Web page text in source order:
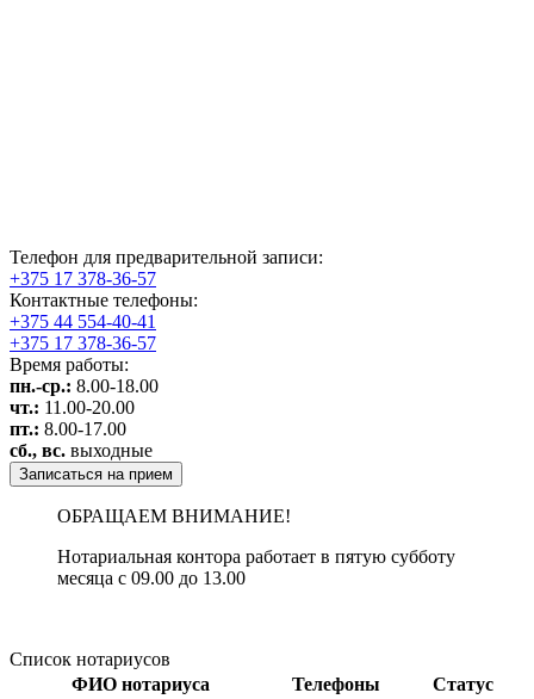
Телефон для предварительной записи:
+375 17 378-36-57
Контактные телефоны:
+375 44 554-40-41
+375 17 378-36-57
Время работы:
пн.-ср.: 8.00-18.00
чт.: 11.00-20.00
пт.: 8.00-17.00
сб., вс. выходные
Записаться на прием
ОБРАЩАЕМ ВНИМАНИЕ!
Нотариальная контора работает в пятую субботу
месяца с 09.00 до 13.00
Список нотариусов
ФИО нотариуса
Телефоны
Статус